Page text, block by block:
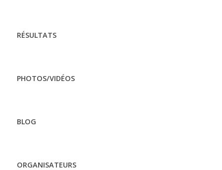
RÉSULTATS
PHOTOS/VIDÉOS
BLOG
ORGANISATEURS